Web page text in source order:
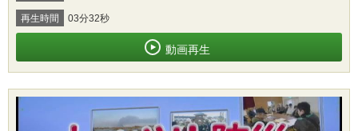
再生時間 03分32秒
動画再生